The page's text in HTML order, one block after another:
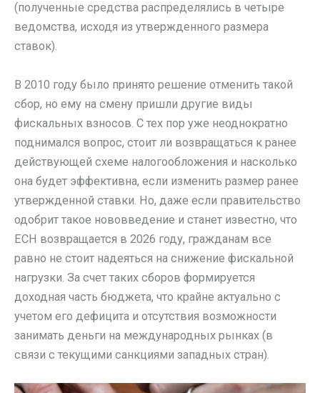
(полученные средства распределялись в четыре
ведомства, исходя из утвержденного размера
ставок).
В 2010 году было принято решение отменить такой
сбор, но ему на смену пришли другие виды
фискальных взносов. С тех пор уже неоднократно
поднимался вопрос, стоит ли возвращаться к ранее
действующей схеме налогообложения и насколько
она будет эффективна, если изменить размер ранее
утвержденной ставки. Но, даже если правительство
одобрит такое нововведение и станет известно, что
ЕСН возвращается в 2026 году, гражданам все
равно не стоит надеяться на снижение фискальной
нагрузки. За счет таких сборов формируется
доходная часть бюджета, что крайне актуально с
учетом его дефицита и отсутствия возможности
занимать деньги на международных рынках (в
связи с текущими санкциями западных стран).